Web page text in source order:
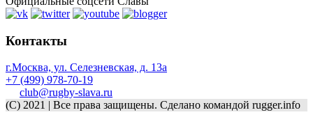
Контакты
г.Москва, ул. Селезневская, д. 13a
+7 (499) 978-70-19
club@rugby-slava.ru
(C) 2021 | Все права защищены. Сделано командой rugger.info